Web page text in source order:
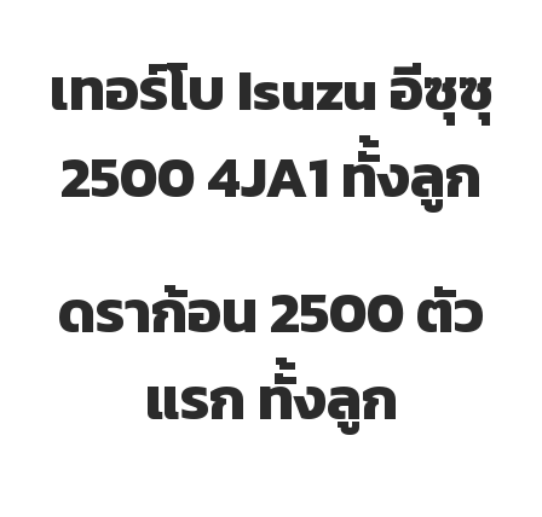
เทอร์โบ Isuzu อีซุซุ
2500 4JA1 ทั้งลูก
ดราก้อน 2500 ตัว
แรก ทั้งลูก